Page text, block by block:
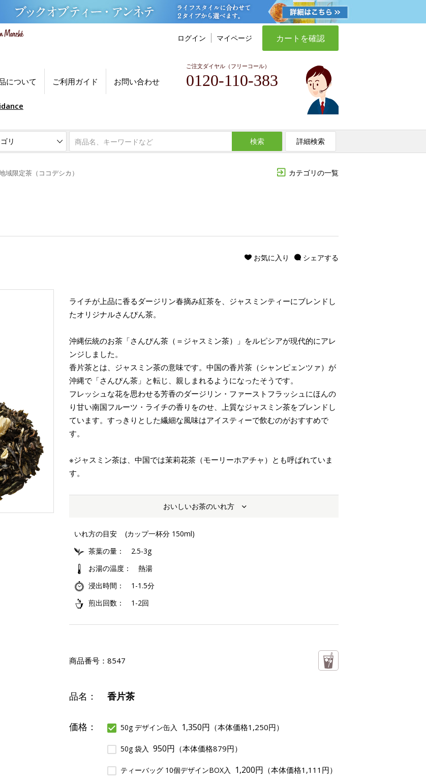
ログイン マイページ カートを確認
について ご利用ガイド お問い合わせ
ご注文ダイヤル（フリーコール）
0120-110-383
検索 詳細検索
カテゴリの一覧
域限定茶（ココデシカ）
シェアする
お気に入り
ライチが上品に香るダージリン春摘み紅茶を、ジャスミンティーにブレンドし
たオリジナルさんぴん茶。
沖縄伝統のお茶「さんぴん茶（＝ジャスミン茶）」をルピシアが現代的にアレ
ンジしました。
香片茶とは、ジャスミン茶の意味です。中国の香片茶（シャンピェンツァ）が
沖縄で「さんぴん茶」と転じ、親しまれるようになったそうです。
フレッシュな花を思わせる芳香のダージリン・ファーストフラッシュにほんの
り甘い南国フルーツ・ライチの香りをのせ、上質なジャスミン茶をブレンドし
ています。すっきりとした繊細な風味はアイスティーで飲むのがおすすめで
す。
※ジャスミン茶は、中国では茉莉花茶（モーリーホアチャ）とも呼ばれていま
す。
おいしいお茶のいれ方
いれ方の目安
(カップ一杯分 150ml)
茶葉の量
2.5-3g
お湯の温度
熱湯
浸出時間
1-1.5分
煎出回数
1-2回
商品番号： 8547
品名： 香片茶
価格： 50g デザイン缶入 1,350円 （本体価格1,250円）
50g 袋入 950円 （本体価格879円）
ティーバッグ 10個デザインBOX入 1,200円 （本体価格1,111円）